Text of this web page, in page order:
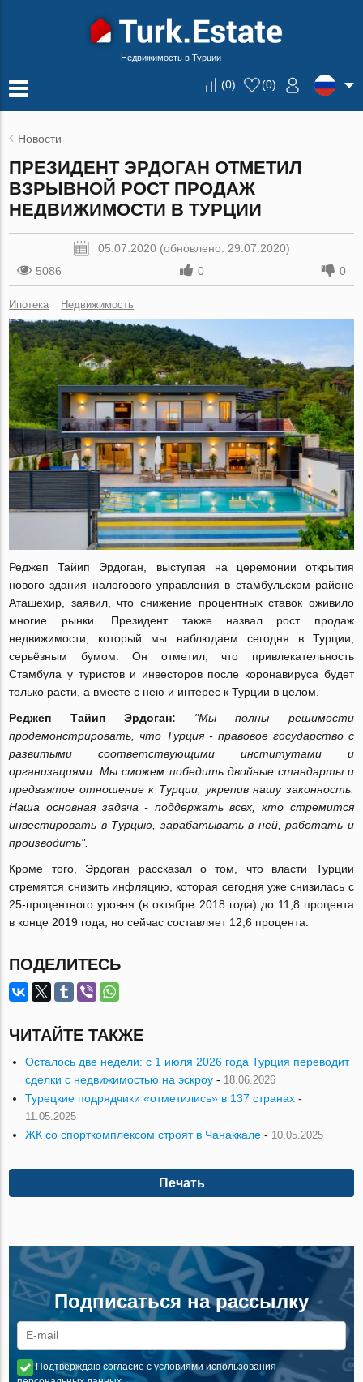
Недвижимость в Турции
(0) (0)
Новости
ПРЕЗИДЕНТ ЭРДОГАН ОТМЕТИЛ
ВЗРЫВНОЙ РОСТ ПРОДАЖ
НЕДВИЖИМОСТИ В ТУРЦИИ
05.07.2020 (обновлено: 29.07.2020)
5086
0 0
Ипотека Недвижимость
Реджеп Тайип Эрдоган, выступая на церемонии открытия
нового здания налогового управления в стамбульском районе
Аташехир, заявил, что снижение процентных ставок оживило
многие рынки. Президент также назвал рост продаж
недвижимости, который мы наблюдаем сегодня в Турции,
серьёзным бумом. Он отметил, что привлекательность
Стамбула у туристов и инвесторов после коронавируса будет
только расти, а вместе с нею и интерес к Турции в целом.
Реджеп Тайип Эрдоган: "Мы полны решимости
продемонстрировать, что Турция - правовое государство с
развитыми соответствующими институтами и
организациями. Мы сможем победить двойные стандарты и
предвзятое отношение к Турции, укрепив нашу законность.
Наша основная задача - поддержать всех, кто стремится
инвестировать в Турцию, зарабатывать в ней, работать и
производить".
Кроме того, Эрдоган рассказал о том, что власти Турции
стремятся снизить инфляцию, которая сегодня уже снизилась с
25-процентного уровня (в октябре 2018 года) до 11,8 процента
в конце 2019 года, но сейчас составляет 12,6 процента.
ПОДЕЛИТЕСЬ
ЧИТАЙТЕ ТАКЖЕ
Осталось две недели: с 1 июля 2026 года Турция переводит
сделки с недвижимостью на эскроу - 18.06.2026
Турецкие подрядчики «отметились» в 137 странах -
11.05.2025
ЖК со спорткомплексом строят в Чанаккале - 10.05.2025
Печать
Подписаться на рассылку
Подтверждаю согласие с условиями использования